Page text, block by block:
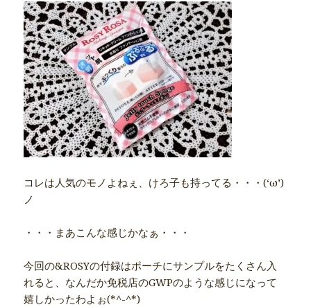
コレは人気のモノよねぇ、けろ子も持ってる・・・(‘ω’)
ノ
・・・まあこんな感じかなぁ・・・
今回の&ROSYの付録はポーチにサンプルをたくさん入
れると、なんだか免税店のGWPのような感じになって
嬉しかったわよぉ(*^-^*)